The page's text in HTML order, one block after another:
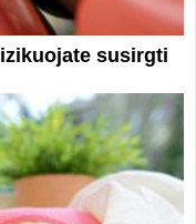
susirgti